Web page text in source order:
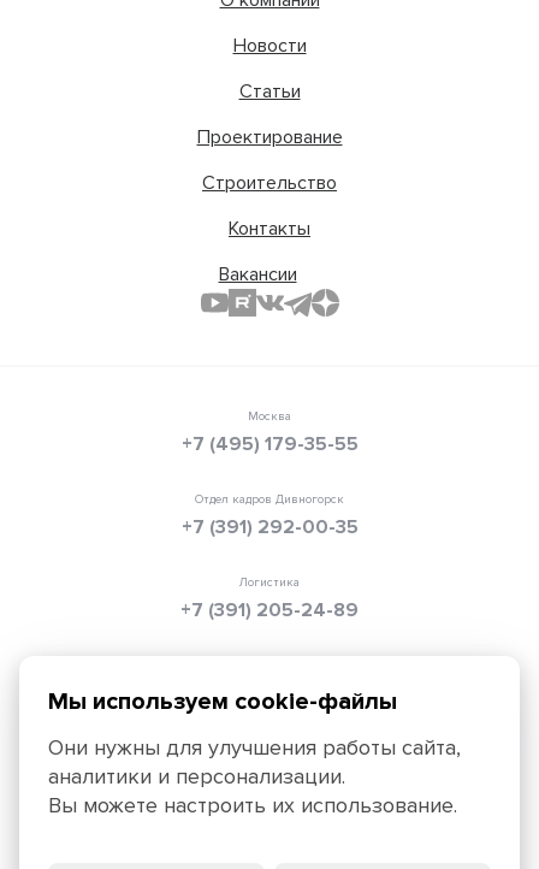
Новости
Статьи
Проектирование
Строительство
Контакты
Вакансии
Москва
+7 (495) 179-35-55
Отдел кадров Дивногорск
+7 (391) 292-00-35
Логистика
+7 (391) 205-24-89
info@texpolimer.ru
Красноярск, 660099, ул. Ады Лебедевой, 152,
Мы используем cookie-файлы
Они нужны для улучшения работы сайта,
аналитики и персонализации.
Вы можете настроить их использование.